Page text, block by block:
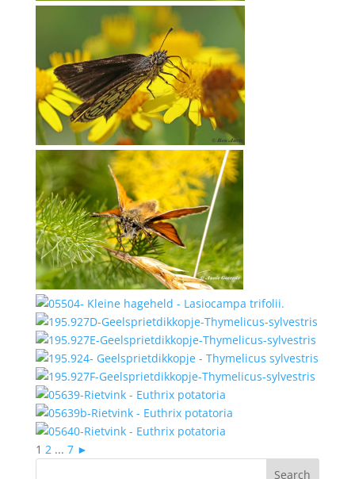
1 2 ... 7 ►